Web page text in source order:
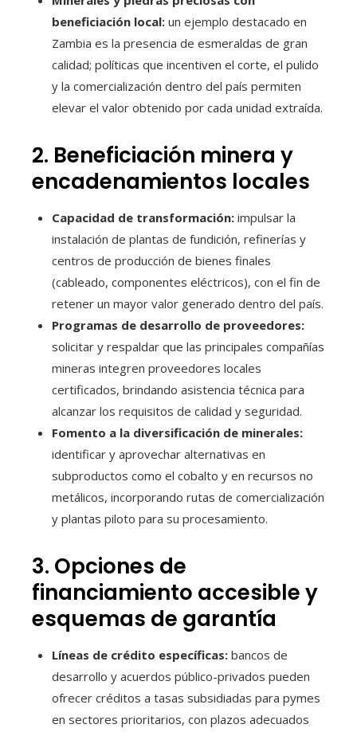
beneficiación local: un ejemplo destacado en
Zambia es la presencia de esmeraldas de gran
calidad; políticas que incentiven el corte, el pulido
y la comercialización dentro del país permiten
elevar el valor obtenido por cada unidad extraída.
2. Beneficiación minera y
encadenamientos locales
Capacidad de transformación: impulsar la
instalación de plantas de fundición, refinerías y
centros de producción de bienes finales
(cableado, componentes eléctricos), con el fin de
retener un mayor valor generado dentro del país.
Programas de desarrollo de proveedores:
solicitar y respaldar que las principales compañías
mineras integren proveedores locales
certificados, brindando asistencia técnica para
alcanzar los requisitos de calidad y seguridad.
Fomento a la diversificación de minerales:
identificar y aprovechar alternativas en
subproductos como el cobalto y en recursos no
metálicos, incorporando rutas de comercialización
y plantas piloto para su procesamiento.
3. Opciones de
financiamiento accesible y
esquemas de garantía
Líneas de crédito específicas: bancos de
desarrollo y acuerdos público-privados pueden
ofrecer créditos a tasas subsidiadas para pymes
en sectores prioritarios, con plazos adecuados